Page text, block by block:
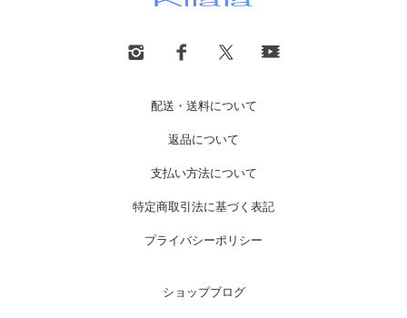
配送・送料について
返品について
支払い方法について
特定商取引法に基づく表記
プライバシーポリシー
ショップブログ